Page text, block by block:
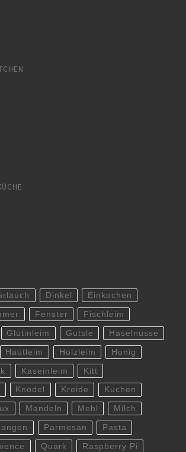
Dinkel Einkochen
Fenster Fischleim
Glutinleim Gutsle Haselnüsse
Hautleim Holzleim Honig
Kaseinleim Kitt
Knödel Kreide Kuchen
Mandeln Mehl Milch
Parmesan Pasta
Quark Raspberry Pi